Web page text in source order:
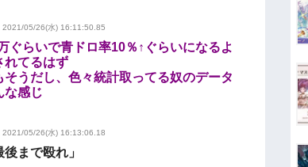
2021/05/26(水) 16:11:50.85
ぐらいで青ドロ率10％↑ぐらいになるよ
れてるはず
そうだし、色々統計取ってる奴のデータ
な感じ
2021/05/26(水) 16:13:06.18
まで殴れ」